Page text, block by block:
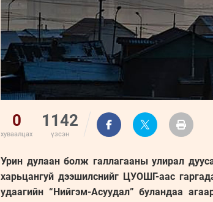
0
хуваалцах
1142
үзсэн
Урин дулаан болж галлагааны улирал
харьцангуй дээшилснийг ЦУОШГ-аас
удаагийн “Нийгэм-Асуудал” буландаа